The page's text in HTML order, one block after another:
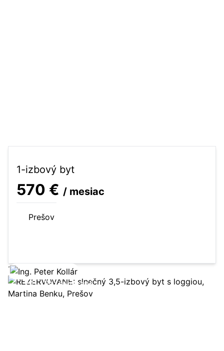
1-izbový byt
570 € / mesiac
Prešov
Zobraziť ponuku
24
Rezervované